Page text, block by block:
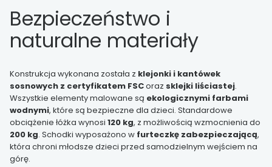
Bezpieczeństwo i
naturalne materiały
Konstrukcja wykonana została z klejonki i kantówek
sosnowych z certyfikatem FSCoraz sklejki liściastej.
Wszystkie elementy malowane są ekologicznymi farbami
wodnymi, które są bezpieczne dla dzieci. Standardowe
obciążenie łóżka wynosi 120 kg, z możliwością wzmocnienia do
200 kg. Schodki wyposażono w furteczkę zabezpieczającą,
która chroni młodsze dzieci przed samodzielnym wejściem na
górę.